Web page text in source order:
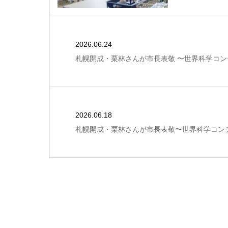
2026.06.24
札幌開成・栗林さんが市長表敬 〜世界科学コ
2026.06.18
札幌開成・栗林さんが市長表敬〜世界科学コン